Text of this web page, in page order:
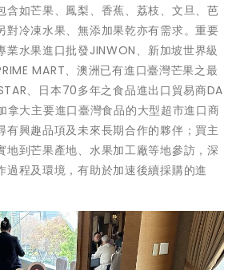
含如芒果、鳳梨、香蕉、荔枝、文旦、芭
對冷凍水果、無添加果乾亦有需求。重要
業水果進口批發JINWON、新加坡世界級
MART、澳洲已有進口臺灣芒果之最
、日本70多年之食品進出口貿易商DA
拿大主要進口臺灣食品的大型超市進口商
有興趣品項及未來長期合作的夥伴；買主
地到芒果產地、水果加工廠等地參訪，深
過程及環境，有助於加速後續採購的進